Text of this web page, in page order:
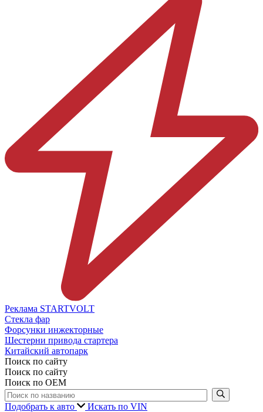
Реклама STARTVOLT
Стекла фар
Форсунки инжекторные
Шестерни привода стартера
Китайский автопарк
Поиск по сайту
Поиск по сайту
Поиск по ОЕМ
Подобрать к авто Искать по VIN